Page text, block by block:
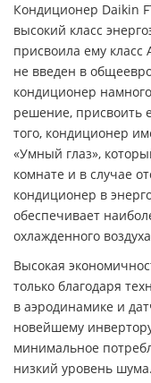
Кондиционер Daikin
высокий класс
присвоила ему класс
не введен в
кондиционер
решение, присвоить
того, кондиционер
«Умный глаз»,
комнате и в случае
кондиционер в
обеспечивает
охлажденного
Высокая
только благодаря
в аэродинамике и
новейшему
минимальное
низкий уровень шума.